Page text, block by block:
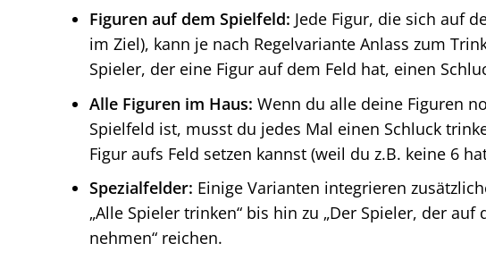
Figuren auf dem Spielfeld: Jede Figur, die sich auf
im Ziel), kann je nach Regelvariante Anlass zum
Spieler, der eine Figur auf dem Feld hat, einen
Alle Figuren im Haus: Wenn du alle deine Figuren
Spielfeld ist, musst du jedes Mal einen Schluck
Figur aufs Feld setzen kannst (weil du z.B. keine 6
Spezialfelder: Einige Varianten integrieren
„Alle Spieler trinken“ bis hin zu „Der Spieler, der
nehmen“ reichen.